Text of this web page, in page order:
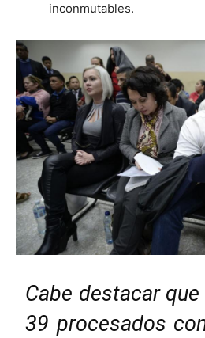
inconmutables.
Cabe destacar
39 procesados